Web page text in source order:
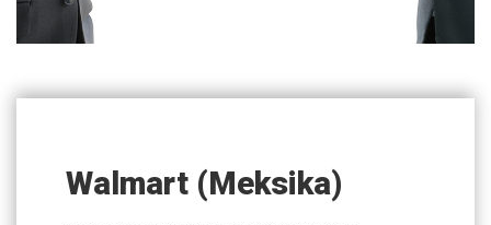
Walmart (Meksika)